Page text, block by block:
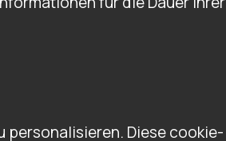
personalisieren. Diese cookie-